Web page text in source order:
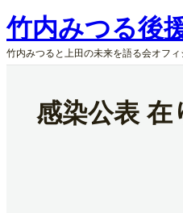
内
容
を
ス
竹内みつる後
竹内みつると上田の未来を語る会オフィ
感染公表 在